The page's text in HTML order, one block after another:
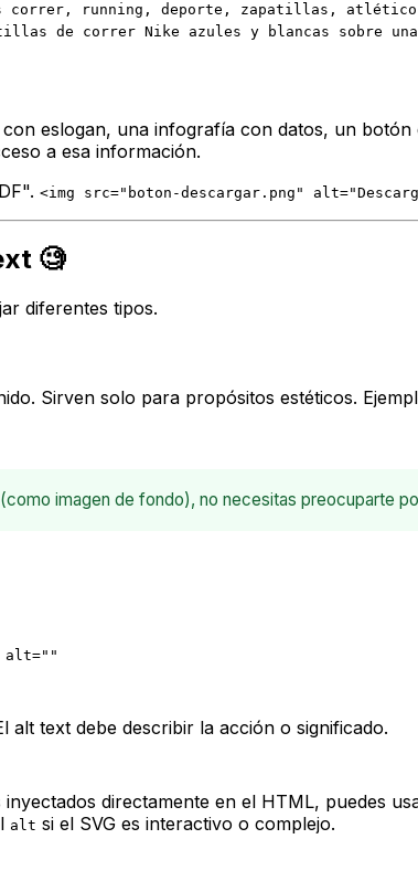
correr, running, deporte, zapatillas,
de correr Nike azules y blancas sobre
eslogan, una infografía con datos, un
a esa información.
<img src="boton-descargar.png"
🧐
diferentes tipos.
Sirven solo para propósitos estéticos.
imagen de fondo), no necesitas preocuparte
alt=""
alt text debe describir la acción o significado.
inyectados directamente en el HTML, puedes
alt si el SVG es interactivo o complejo.